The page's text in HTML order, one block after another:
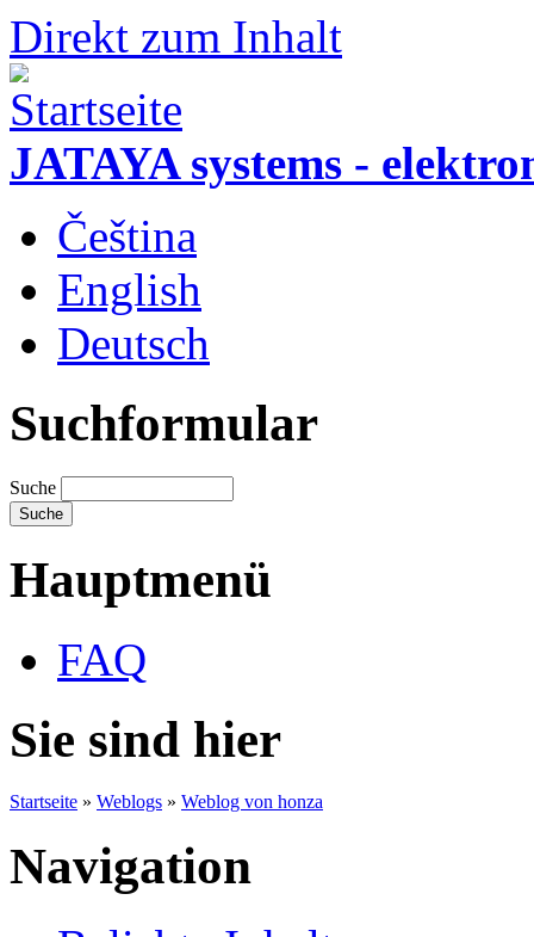
Direkt zum Inhalt
JATAYA systems -
Čeština
English
Deutsch
Suchformular
Suche
Hauptmenü
FAQ
Sie sind hier
Startseite » Weblogs » Weblog von honza
Navigation